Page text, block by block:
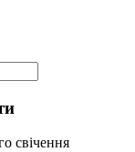
свічення